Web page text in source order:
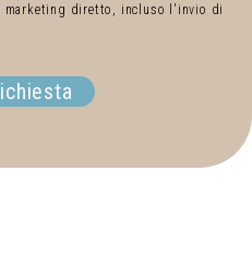
diretto, incluso l'invio di